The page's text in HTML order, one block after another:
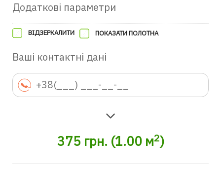
Додаткові параметри
ВІДЗЕРКАЛИТИ ПОКАЗАТИ ПОЛОТНА
Ваші контактні дані
375 грн. (1.00м2)